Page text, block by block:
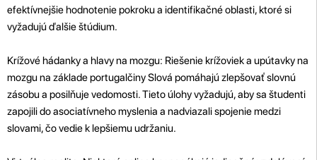
efektívnejšie hodnotenie pokroku a identifikačné oblasti, ktoré si
vyžadujú ďalšie štúdium.
Krížové hádanky a hlavy na mozgu: Riešenie krížoviek a upútavky na
mozgu na základe portugalčiny Slová pomáhajú zlepšovať slovnú
zásobu a posilňuje vedomosti. Tieto úlohy vyžadujú, aby sa študenti
zapojili do asociatívneho myslenia a nadviazali spojenie medzi
slovami, čo vedie k lepšiemu udržaniu.